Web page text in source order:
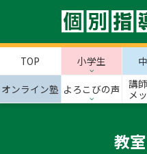
TOP 小学生
オンライン塾 よろこびの声
講
メ
教